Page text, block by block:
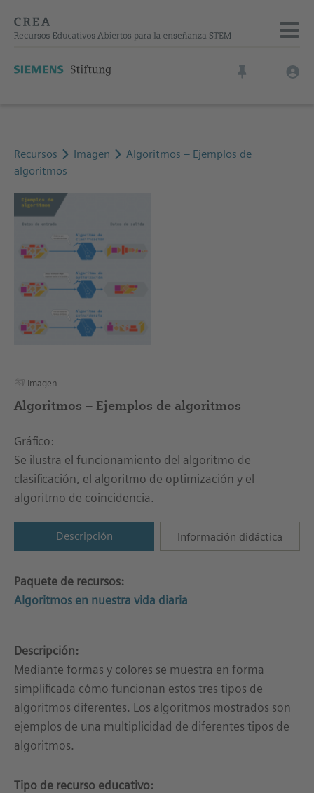
Recursos Imagen
Algoritmos – Ejemplos de
algoritmos
Imagen
Algoritmos – Ejemplos de algoritmos
Gráfico:
Se ilustra el funcionamiento del algoritmo de
clasificación, el algoritmo de optimización y el
algoritmo de coincidencia.
Descripción Información didáctica
Paquete de recursos:
Algoritmos en nuestra vida diaria
Descripción:
Mediante formas y colores se muestra en forma
simplificada cómo funcionan estos tres tipos de
algoritmos diferentes. Los algoritmos mostrados son
ejemplos de una multiplicidad de diferentes tipos de
algoritmos.
Tipo de recurso educativo: